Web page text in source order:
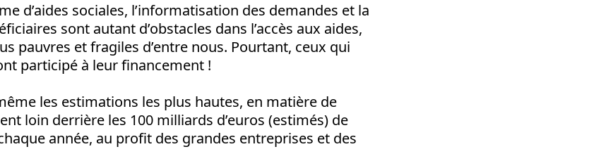
d’aides sociales, l’informatisation des demandes et la
sont autant d’obstacles dans l’accès aux aides,
pauvres et fragiles d’entre nous. Pourtant, ceux qui
participé à leur financement !
les estimations les plus hautes, en matière de
loin derrière les 100 milliards d’euros (estimés) de
année, au profit des grandes entreprises et des